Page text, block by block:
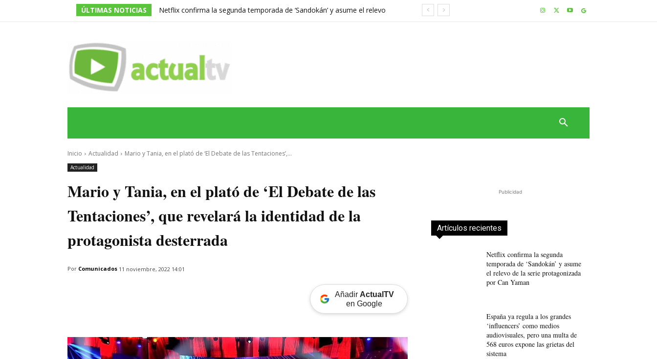
ÚLTIMAS NOTICIAS
Netflix confirma la segunda temporada de ‘Sandokán’ y asume el relevo
Inicio Actualidad Mario y Tania, en el plató de ‘El Debate de las Tentaciones’,...
Actualidad
Mario y Tania, en el plató de ‘El Debate de las
Tentaciones’, que revelará la identidad de la
protagonista desterrada
Por Comunicados 11 noviembre, 2022 14:01
Añadir ActualTV
en Google
Publicidad
Artículos recientes
Netflix confirma la segunda
temporada de ‘Sandokán’ y asume
el relevo de la serie protagonizada
por Can Yaman
España ya regula a los grandes
‘influencers’ como medios
audiovisuales, pero una multa de
568 euros expone las grietas del
sistema